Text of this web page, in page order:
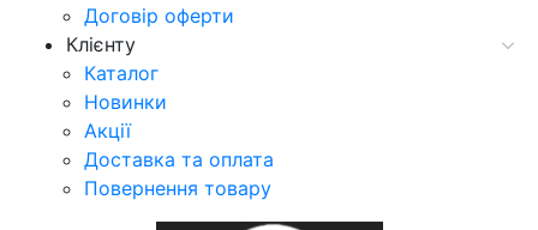
Договір оферти
Клієнту
Каталог
Новинки
Акції
Доставка та оплата
Повернення товару